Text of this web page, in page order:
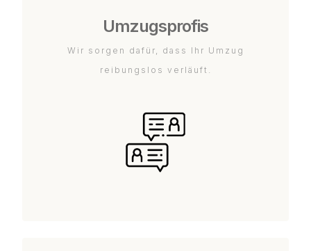
Umzugsprofis
Wir sorgen dafür, dass Ihr Umzug
reibungslos verläuft.